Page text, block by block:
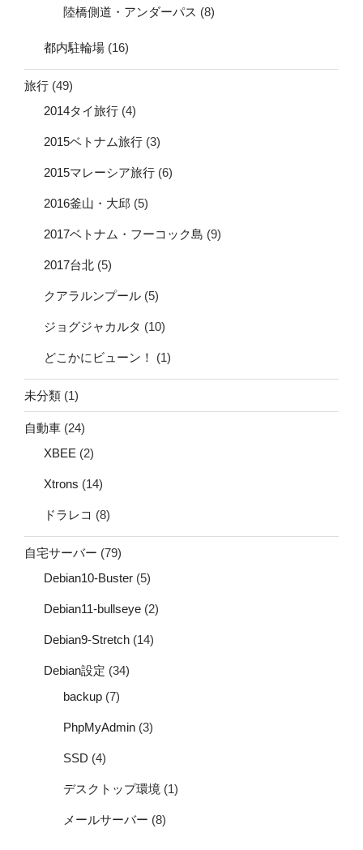
陸橋側道・アンダーパス (8)
都内駐輪場 (16)
旅行 (49)
2014タイ旅行 (4)
2015ベトナム旅行 (3)
2015マレーシア旅行 (6)
2016釜山・大邱 (5)
2017ベトナム・フーコック島 (9)
2017台北 (5)
クアラルンプール (5)
ジョグジャカルタ (10)
どこかにビューン！ (1)
未分類 (1)
自動車 (24)
XBEE (2)
Xtrons (14)
ドラレコ (8)
自宅サーバー (79)
Debian10-Buster (5)
Debian11-bullseye (2)
Debian9-Stretch (14)
Debian設定 (34)
backup (7)
PhpMyAdmin (3)
SSD (4)
デスクトップ環境 (1)
メールサーバー (8)